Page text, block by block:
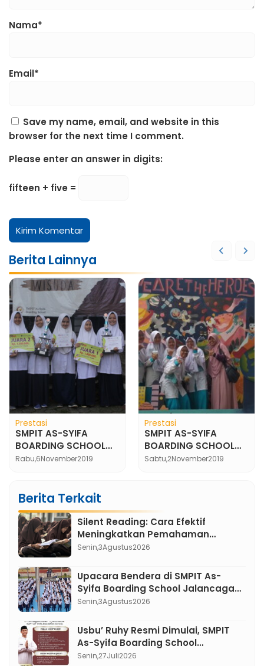
Nama*
Email*
Save my name, email, and website in this
browser for the next time I comment.
Please enter an answer in digits:
fifteen + five =
Berita Lainnya
Prestasi
SMPIT AS-SYIFA
BOARDING SCHOOL
MEMBAWA PULANG 2
Rabu,6November2019
Prestasi
SMPIT AS-SYIFA
BOARDING SCHOOL
TURUT SERTA DALAM
Sabtu,2November2019
Berita Terkait
Silent Reading: Cara Efektif
Meningkatkan Pemahaman
Membaca atau Sekadar Diam
Senin,3Agustus2026
Upacara Bendera di SMPIT As-
Syifa Boarding School Jalancagak:
Menumbuhkan Karakter Pemimpin
Senin,3Agustus2026
Usbu’ Ruhy Resmi Dimulai, SMPIT
As-Syifa Boarding School
Jalancagak Perkuat Spiritualitas
Senin,27Juli2026